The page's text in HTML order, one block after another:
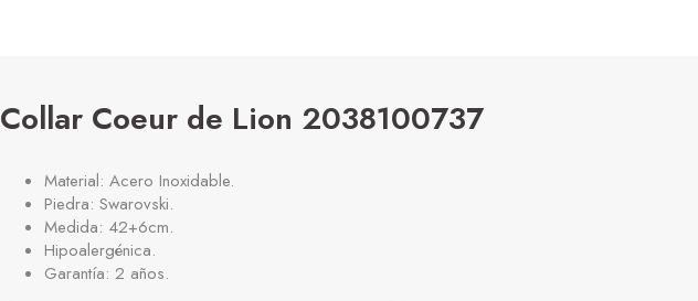
Collar Coeur de Lion 2038100737
Material: Acero Inoxidable.
Piedra: Swarovski.
Medida: 42+6cm.
Hipoalergénica.
Garantía: 2 años.